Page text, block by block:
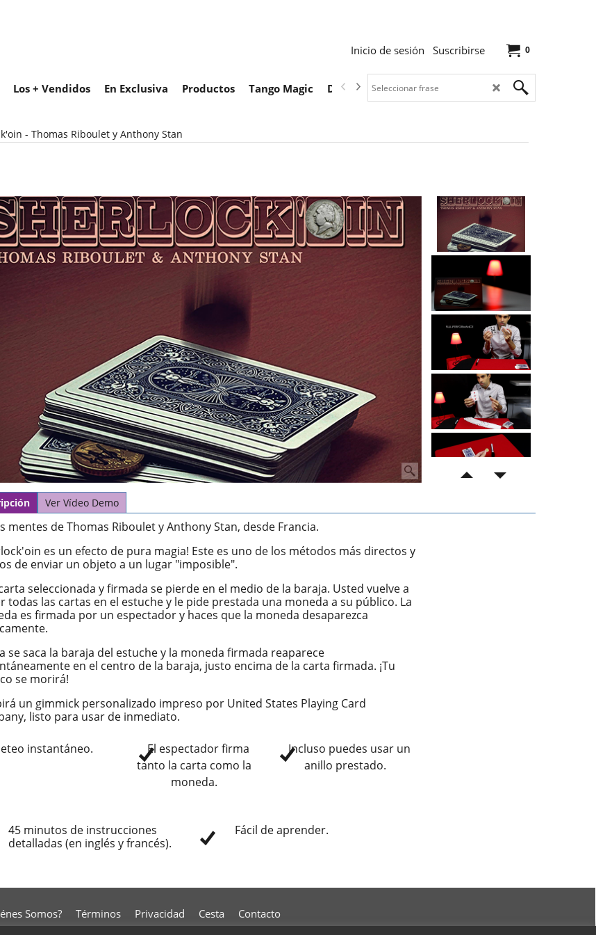
0
Inicio de sesión Suscribirse
Los + Vendidos En Exclusiva Productos Tango Magic Descargas
- Thomas Riboulet y Anthony Stan
Ver Vídeo Demo
mentes de Thomas Riboulet y Anthony Stan, desde Francia.
es un efecto de pura magia! Este es uno de los métodos más directos y
de enviar un objeto a un lugar "imposible".
seleccionada y firmada se pierde en el medio de la baraja. Usted vuelve a
todas las cartas en el estuche y le pide prestada una moneda a su público. La
es firmada por un espectador y haces que la moneda desaparezca
se saca la baraja del estuche y la moneda firmada reaparece
en el centro de la baraja, justo encima de la carta firmada. ¡Tu
se morirá!
un gimmick personalizado impreso por United States Playing Card
listo para usar de inmediato.
instantáneo.
El espectador firma
tanto la carta como la
moneda.
Incluso puedes usar un
anillo prestado.
45 minutos de instrucciones
detalladas (en inglés y francés).
Fácil de aprender.
Somos? Términos Privacidad Cesta Contacto